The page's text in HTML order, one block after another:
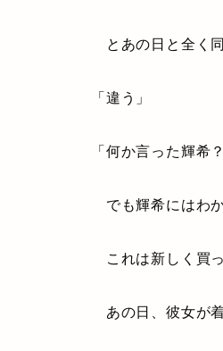
とあの日と全く
「違う」
「何か言った輝希？
でも輝希にはわか
これは新しく買
あの日、彼女が